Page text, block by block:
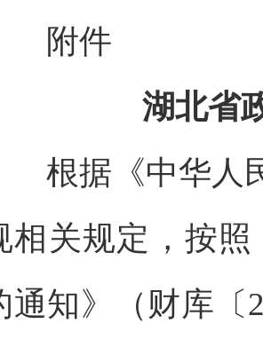
附件
湖北省
根据《中华人
相关规定，按
通知》（财库〔